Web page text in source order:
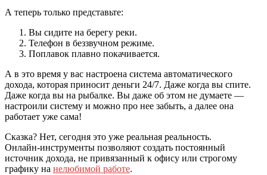
А теперь только представьте:
Вы сидите на берегу реки.
Телефон в беззвучном режиме.
Поплавок плавно покачивается.
А в это время у вас настроена система автоматического
дохода, которая приносит деньги 24/7. Даже когда вы спите.
Даже когда вы на рыбалке. Вы даже об этом не думаете —
настроили систему и можно про нее забыть, а далее она
работает уже сама!
Сказка? Нет, сегодня это уже реальная реальность.
Онлайн‑инструменты позволяют создать постоянный
источник дохода, не привязанный к офису или строгому
графику на нелюбимой работе.